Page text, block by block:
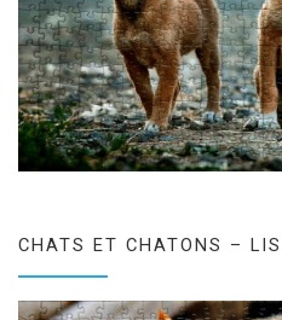
CHATS ET CHATONS –